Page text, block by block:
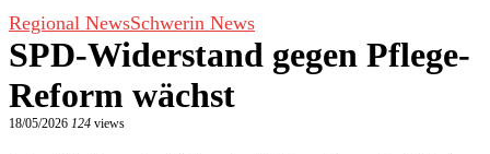
Regional NewsSchwerin News
SPD-Widerstand gegen Pflege-
Reform wächst
18/05/2026 124 views